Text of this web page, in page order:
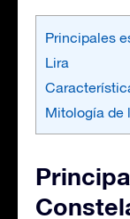
Principales
Lira
Mitología de